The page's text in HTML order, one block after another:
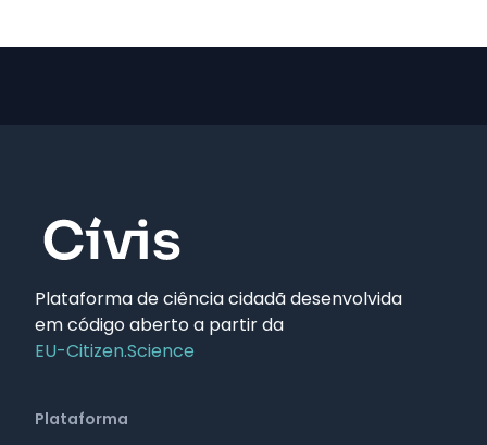
Plataforma de ciência cidadã desenvolvida
em código aberto a partir da
EU-Citizen.Science
Plataforma